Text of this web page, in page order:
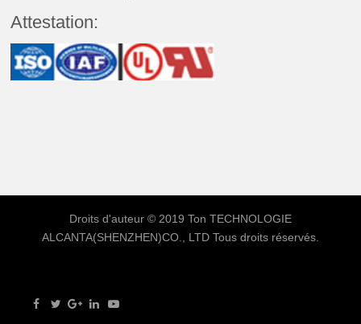
Attestation:
Droits d'auteur © 2019 Ton TECHNOLOGIE
ALCANTA(SHENZHEN)CO., LTDTous droits réservés.